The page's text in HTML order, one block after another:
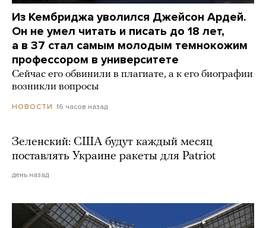
Из Кембриджа уволился Джейсон Ардей.
Он не умел читать и писать до 18 лет,
а в 37 стал самым молодым темнокожим
профессором в университете
Сейчас его обвинили в плагиате, а к его биографии
возникли вопросы
НОВОСТИ 16 часов назад
Зеленский: США будут каждый месяц
поставлять Украине ракеты для Patriot
день назад